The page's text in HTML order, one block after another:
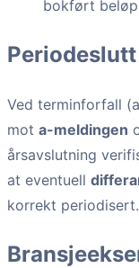
bokført
Periodeslutt
Ved terminforfall
mot a-meldingen
årsavslutning
at eventuell
korrekt periodisert.